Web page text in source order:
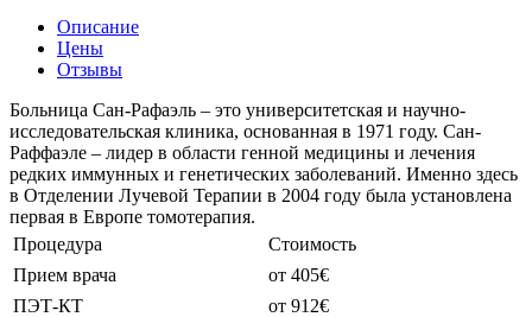
Описание
Цены
Отзывы
Больница Сан-Рафаэль – это университетская и научно-
исследовательская клиника, основанная в 1971 году. Сан-
Раффаэле – лидер в области генной медицины и лечения
редких иммунных и генетических заболеваний. Именно здесь
в Отделении Лучевой Терапии в 2004 году была установлена
первая в Европе томотерапия.
Процедура
Стоимость
Прием врача
от 405€
ПЭТ-КТ
от 912€